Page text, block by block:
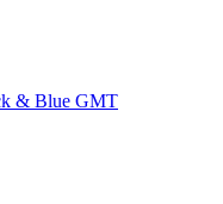
& Blue GMT